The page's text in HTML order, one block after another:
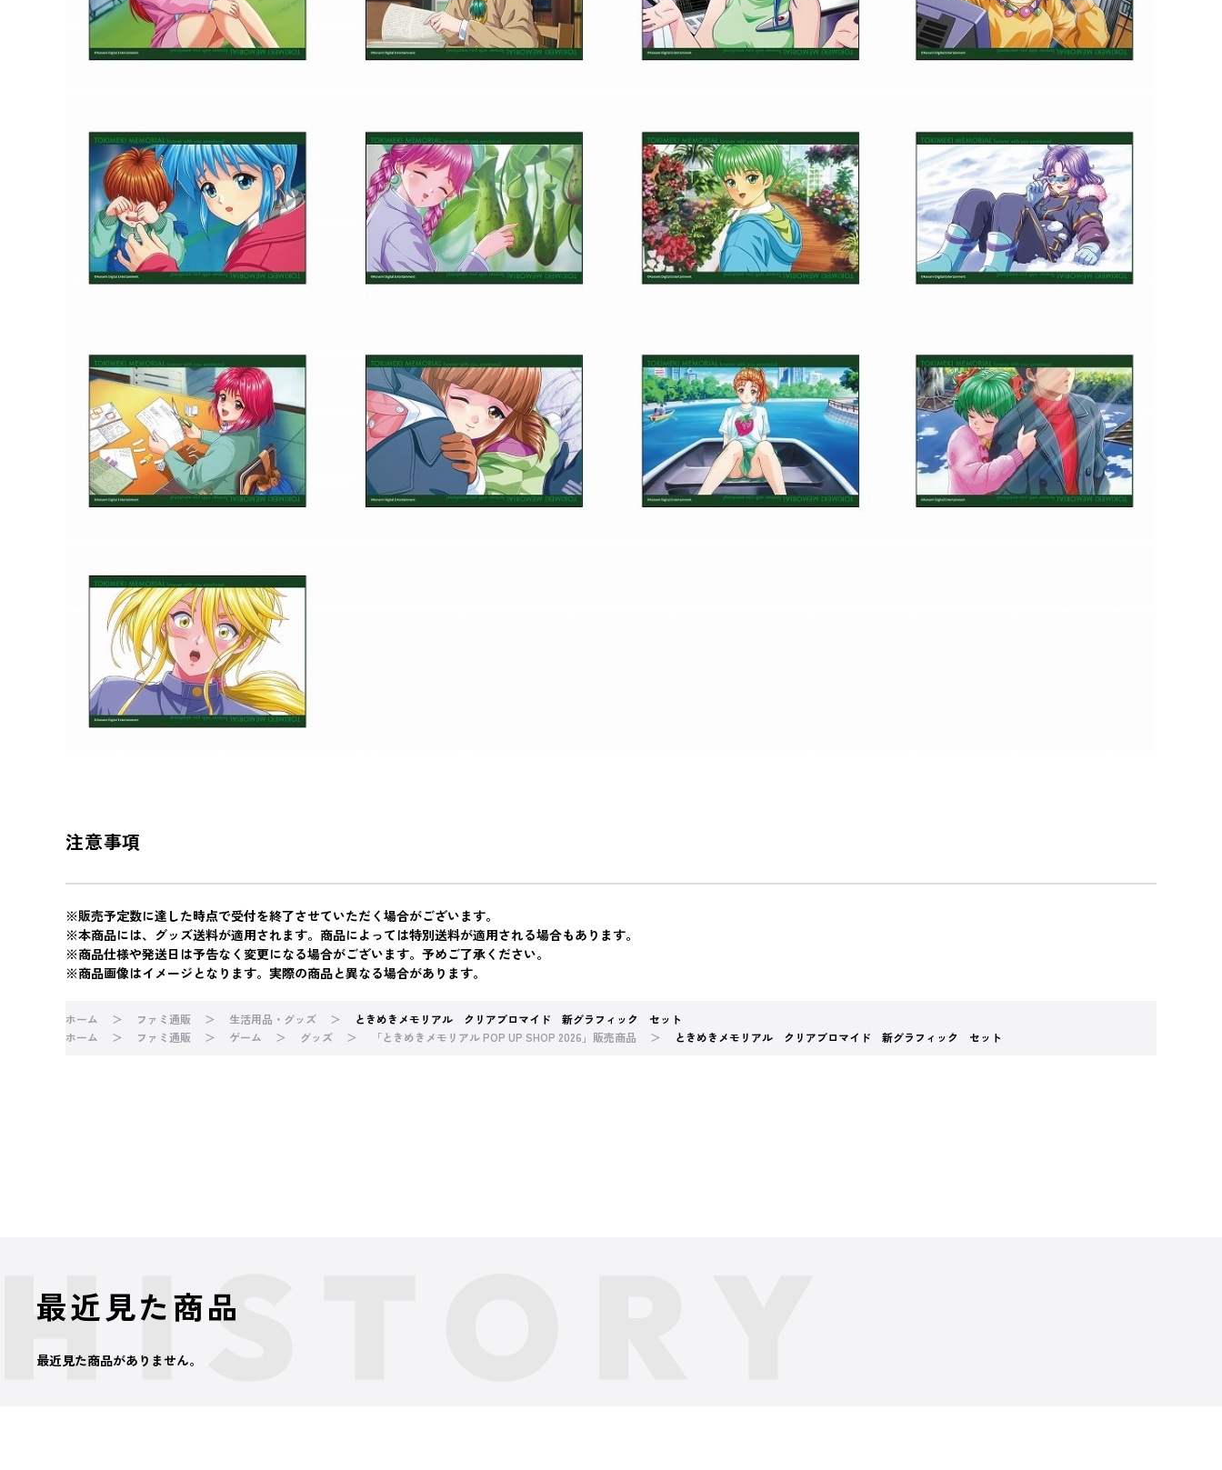
注意事項
※販売予定数に達した時点で受付を終了させていただく場合がございます。
※本商品には、グッズ送料が適用されます。商品によっては特別送料が適用される場合もあります。
※商品仕様や発送日は予告なく変更になる場合がございます。予めご了承ください。
※商品画像はイメージとなります。実際の商品と異なる場合があります。
ホーム ファミ通販 生活用品・グッズ
ときめきメモリアル クリアブロマイド 新グラフィック セット
ホーム
ファミ通販 ゲーム グッズ 「ときめきメモリアル POP UP SHOP 2026」販売商品 ときめきメモリアル クリアブロマイド 新グラフィック セット
最近見た商品
最近見た商品がありません。